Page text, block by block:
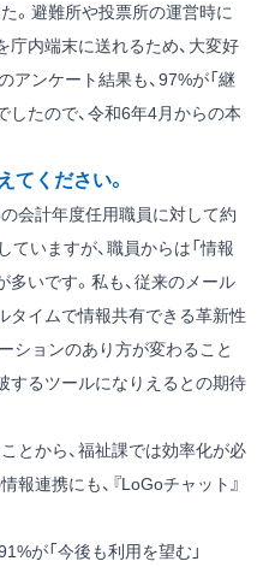
。避難所や投票所の運営時に
庁内端末に送れるため、大変好
アンケート結果も、97%が「継
したので、令和6年4月からの本
ください。
会計年度任用職員に対して約
いますが、職員からは「情報
多いです。私も、従来のメール
タイムで情報共有できる革新性
ションのあり方が変わること
するツールになりえるとの期待
とから、福祉課では効率化が必
連携にも、『LoGoチャット』
が「今後も利用を望む」